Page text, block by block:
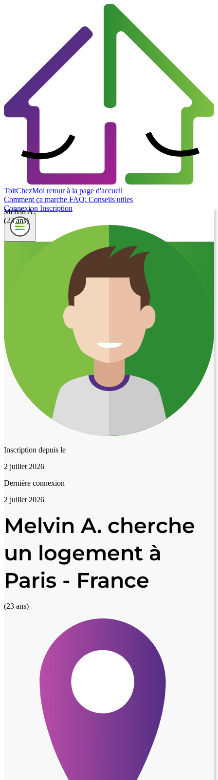
ToitChezMoi retour à la page d'accueil
Comment ça marche FAQ: Conseils utiles
Connexion Inscription
Melvin A.
(23 ans)
Inscription depuis le
2 juillet 2026
Dernière connexion
2 juillet 2026
Melvin A. cherche
un logement à
Paris - France
(23 ans)